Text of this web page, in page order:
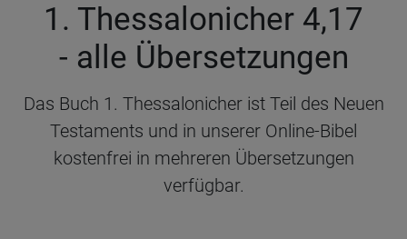
1. Thessalonicher 4,17
- alle Übersetzungen
Das Buch 1. Thessalonicher ist Teil des Neuen
Testaments und in unserer Online-Bibel
kostenfrei in mehreren Übersetzungen
verfügbar.